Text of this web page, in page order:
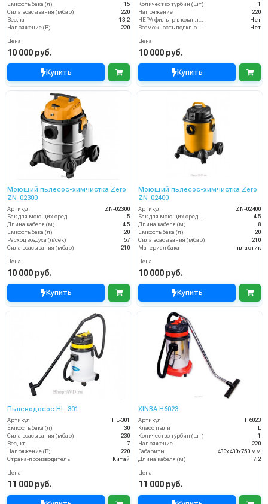
Ёмкость бака (л)
15
Сила всасывания (мбар)
220
Вес, кг
13,2
Напряжение (В)
220
Цена
10 000 руб.
Купить
Количество турбин (шт)
1
Напряжение
220
Нет
Нет
Цена
10 000 руб.
Купить
Моющий пылесос-химчистка Zero
ZN-02300
Артикул
ZN-02300
5
Длина кабеля (м)
4.5
Ёмкость бака (л)
20
Расход воздуха (л/сек)
57
Сила всасывания (мбар)
210
Цена
10 000 руб.
Купить
Моющий пылесос-химчистка Zero
ZN-02400
Артикул
ZN-02400
4.5
Длина кабеля (м)
8
Ёмкость бака (л)
20
Сила всасывания (мбар)
210
Материал бака
пластик
Цена
10 000 руб.
Купить
Пылеводосос HL-301
Артикул
HL-301
Ёмкость бака (л)
30
Сила всасывания (мбар)
230
Вес, кг
7
Напряжение (В)
220
Страна-производитель
Китай
Цена
11 000 руб.
XINBA H6023
Артикул
H6023
Класс пыли
L
Количество турбин (шт)
1
Напряжение
220
Габариты
430х430х750 мм
Длина кабеля (м)
7.2
Цена
11 000 руб.